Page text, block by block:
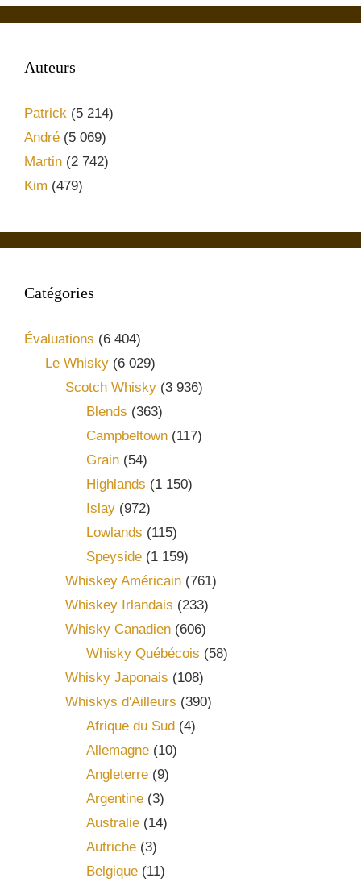
Auteurs
Patrick (5 214)
André (5 069)
Martin (2 742)
Kim (479)
Catégories
Évaluations (6 404)
Le Whisky(6 029)
Scotch Whisky (3 936)
Blends (363)
Campbeltown(117)
Grain(54)
Highlands (1 150)
Islay(972)
Lowlands (115)
Speyside(1 159)
Whiskey Américain (761)
Whiskey Irlandais (233)
Whisky Canadien (606)
Whisky Québécois (58)
Whisky Japonais (108)
Whiskys d'Ailleurs (390)
Afrique du Sud (4)
Allemagne(10)
Angleterre(9)
Argentine(3)
Australie(14)
Autriche(3)
Belgique(11)